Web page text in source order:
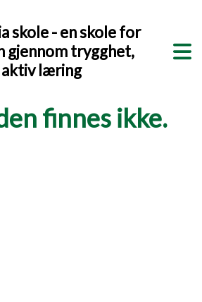
skole - en skole for
gjennom trygghet,
læring
finnes ikke.